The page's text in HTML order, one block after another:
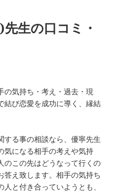
生の口コミ・
の気持ち・考え・過去・現
結び恋愛を成功に導く、縁結
する事の相談なら、優寧先生
気になる相手の考えや気持
のこの先はどうなって行くの
答え致します。相手の気持ち
と付き合っていようとも、